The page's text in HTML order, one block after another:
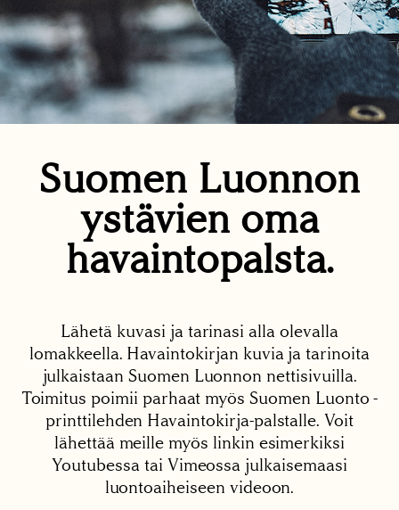
Suomen Luonnon
ystävien oma
havaintopalsta.
Lähetä kuvasi ja tarinasi alla olevalla
lomakkeella. Havaintokirjan kuvia ja tarinoita
julkaistaan Suomen Luonnon nettisivuilla.
Toimitus poimii parhaat myös Suomen Luonto -
printtilehden Havaintokirja-palstalle. Voit
lähettää meille myös linkin esimerkiksi
Youtubessa tai Vimeossa julkaisemaasi
luontoaiheiseen videoon.